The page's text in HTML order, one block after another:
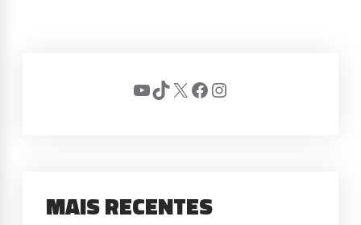
Youtube
TikTok
X Facebook
Instagram
MAIS RECENTES